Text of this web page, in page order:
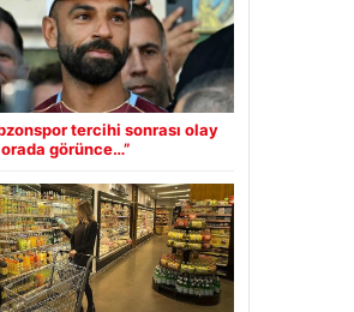
tercihi sonrası olay
görünce…”